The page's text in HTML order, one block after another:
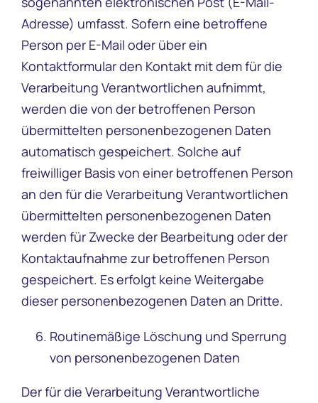
Adresse) umfasst. Sofern eine betroffene
Person per E-Mail oder über ein
Kontaktformular den Kontakt mit dem für die
Verarbeitung Verantwortlichen aufnimmt,
werden die von der betroffenen Person
übermittelten personenbezogenen Daten
automatisch gespeichert. Solche auf
freiwilliger Basis von einer betroffenen Person
an den für die Verarbeitung Verantwortlichen
übermittelten personenbezogenen Daten
werden für Zwecke der Bearbeitung oder der
Kontaktaufnahme zur betroffenen Person
gespeichert. Es erfolgt keine Weitergabe
dieser personenbezogenen Daten an Dritte.
Routinemäßige Löschung und Sperrung
von personenbezogenen Daten
Der für die Verarbeitung Verantwortliche